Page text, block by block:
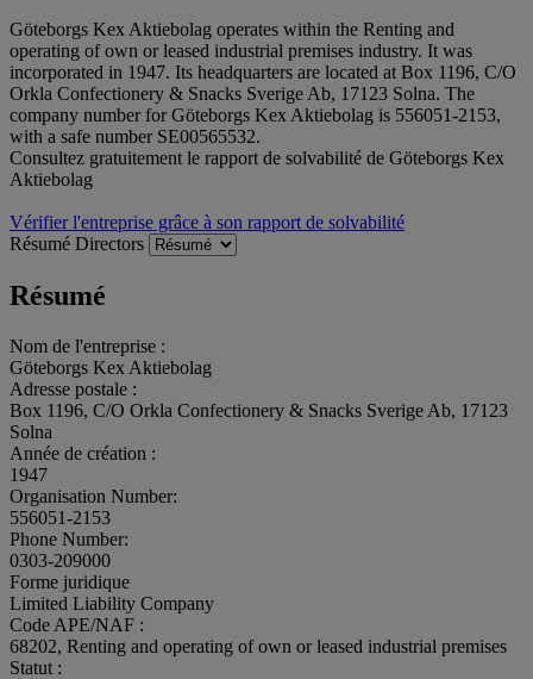
Göteborgs Kex Aktiebolag operates within the Renting and
operating of own or leased industrial premises industry. It was
incorporated in 1947. Its headquarters are located at Box 1196, C/O
Orkla Confectionery & Snacks Sverige Ab, 17123 Solna. The
company number for Göteborgs Kex Aktiebolag is 556051-2153,
with a safe number SE00565532.
Consultez gratuitement le rapport de solvabilité de Göteborgs Kex
Aktiebolag
Vérifier l'entreprise grâce à son rapport de solvabilité
Résumé Directors
Résumé
Nom de l'entreprise :
Göteborgs Kex Aktiebolag
Adresse postale :
Box 1196, C/O Orkla Confectionery & Snacks Sverige Ab, 17123
Solna
Année de création :
1947
Organisation Number:
556051-2153
Phone Number:
0303-209000
Forme juridique
Limited Liability Company
Code APE/NAF :
68202, Renting and operating of own or leased industrial premises
Statut :